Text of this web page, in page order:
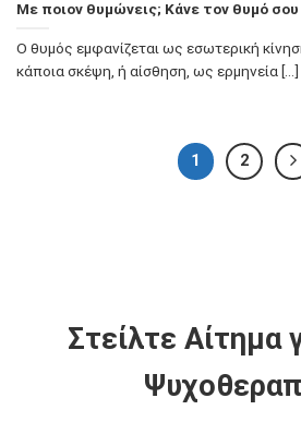
Με ποιον θυμώνεις; Κάνε τον θυμό
Ο θυμός εμφανίζεται ως εσωτερική
κάποια σκέψη, ή αίσθηση, ως ερμηνεία [...]
1 2
Στείλτε Αίτημα